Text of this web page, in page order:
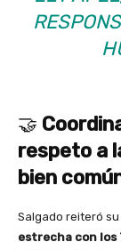
🤝
respeto a
bien
Salgado reiteró
estrecha con los